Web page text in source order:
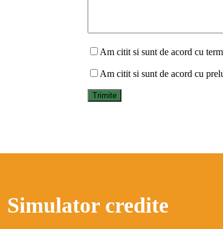
Am citit si sunt de acord cu
Am citit si sunt de acord cu
Simulator credite